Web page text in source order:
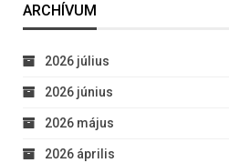
ARCHÍVUM
2026 július
2026 június
2026 május
2026 április